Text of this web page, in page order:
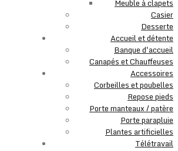
Meuble à clapets
Casier
Desserte
Accueil et détente
Banque d'accueil
Canapés et Chauffeuses
Accessoires
Corbeilles et poubelles
Repose pieds
Porte manteaux / patère
Porte parapluie
Plantes artificielles
Télétravail